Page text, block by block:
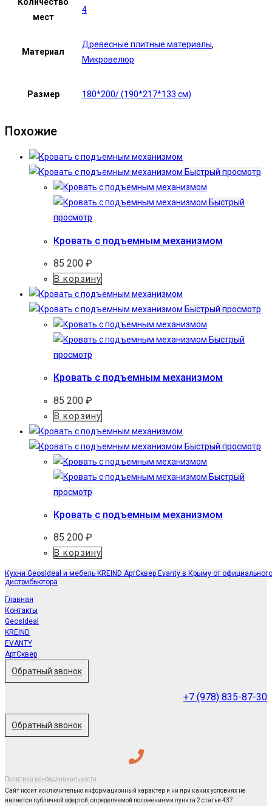
Количество
мест
4
Материал
Древесные плитные материалы,
Микровелюр
Размер 180*200/ (190*217*133 см)
Похожие
Быстрый просмотр
Быстрый
просмотр
Кровать с подъемным механизмом
85 200 ₽
В корзину
Быстрый просмотр
Быстрый
просмотр
Кровать с подъемным механизмом
85 200 ₽
В корзину
Быстрый просмотр
Быстрый
просмотр
Кровать с подъемным механизмом
85 200 ₽
В корзину
Кухни GeosIdeal и мебель KREIND АртСквер Evanty в Крыму от официального
дистрибьютора
Главная
Контакты
GeosIdeal
KREIND
EVANTY
АртСквер
Обратный звонок
+7 (978) 835-87-30
Обратный звонок
Политика конфиденциальности
Сайт носит исключительно информационный характер и ни при каких условиях не
является публичной офертой, определяемой положениями пункта 2 статьи 437